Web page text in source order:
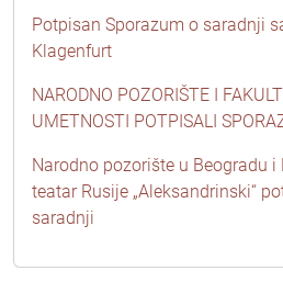
Potpisan Sporazum o saradnji
Klagenfurt
NARODNO POZORIŠTE I
UMETNOSTI POTPISALI
Narodno pozorište u Beogradu
teatar Rusije „Aleksandrinski“
saradnji